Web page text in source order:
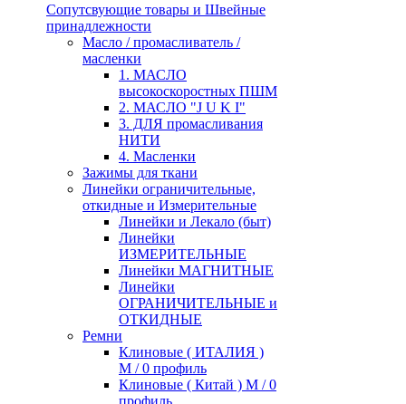
Сопутсвующие товары и Швейные
принадлежности
Масло / промасливатель /
масленки
1. МАСЛО
высокоскоростных ПШМ
2. МАСЛО "J U K I"
3. ДЛЯ промасливания
НИТИ
4. Масленки
Зажимы для ткани
Линейки ограничительные,
откидные и Измерительные
Линейки и Лекало (быт)
Линейки
ИЗМЕРИТЕЛЬНЫЕ
Линейки МАГНИТНЫЕ
Линейки
ОГРАНИЧИТЕЛЬНЫЕ и
ОТКИДНЫЕ
Ремни
Клиновые ( ИТАЛИЯ )
М / 0 профиль
Клиновые ( Китай ) М / 0
профиль